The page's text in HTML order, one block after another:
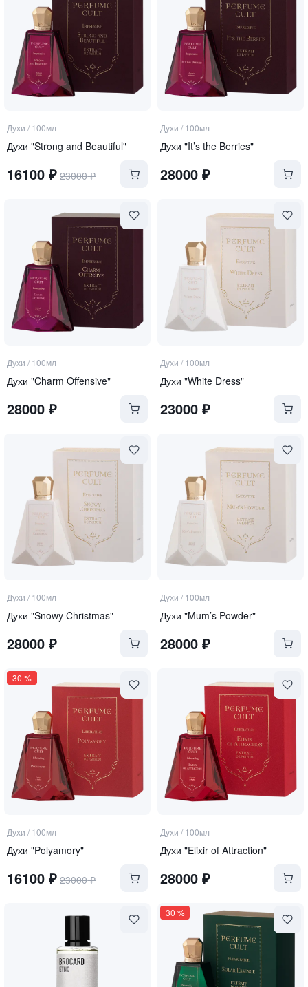
Духи / 100мл
Духи "Strong and Beautiful"
16100 ₽ 23000₽
Духи / 100мл
Духи "It’s the Berries"
28000₽
Духи / 100мл
Духи "Charm Offensive"
28000 ₽
Духи / 100мл
Духи "White Dress"
23000₽
Духи / 100мл
Духи "Snowy Christmas"
28000 ₽
Духи / 100мл
Духи "Mum’s Powder"
28000₽
30 %
Духи / 100мл
Духи "Polyamory"
16100 ₽ 23000₽
Духи / 100мл
Духи "Elixir of Attraction"
28000₽
30 %